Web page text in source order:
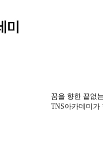
꿈을 향한 끝없
TNS아카데미가